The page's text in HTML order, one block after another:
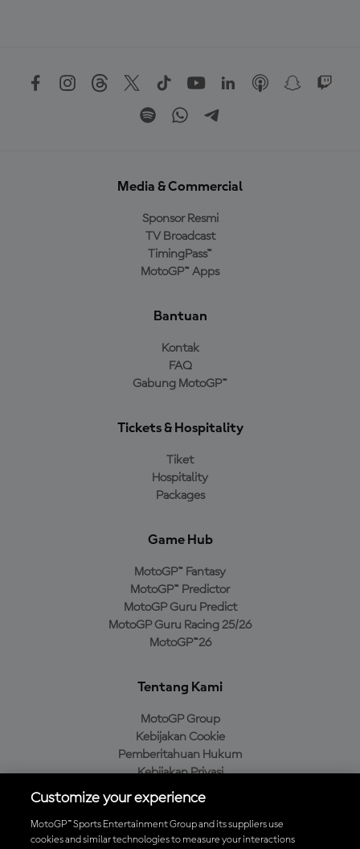
Media & Commercial
Sponsor Resmi
TV Broadcast
TimingPass™
MotoGP™ Apps
Bantuan
Kontak
FAQ
Gabung MotoGP™
Tickets & Hospitality
Tiket
Hospitality
Packages
Game Hub
MotoGP™ Fantasy
MotoGP™ Predictor
MotoGP Guru Predict
MotoGP Guru Racing 25/26
MotoGP™26
Tentang Kami
MotoGP Group
Kebijakan Cookie
Pemberitahuan Hukum
Kebijakan Privasi
Kebijakan Pembelian
Customize your experience
MotoGP™ Sports Entertainment Group and its suppliers use
cookies and similar technologies to measure your interactions